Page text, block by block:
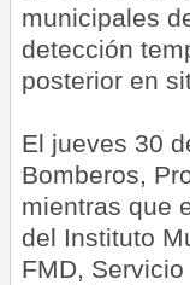
municipales
detección
posterior en
El jueves 30
Bomberos,
mientras que
del Instituto
FMD,